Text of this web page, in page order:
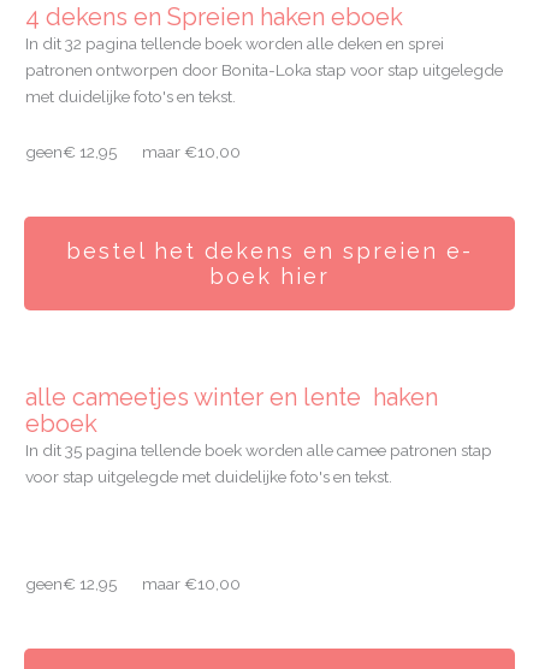
4 dekens en Spreien haken eboek
In dit 32 pagina tellende boek worden alle deken en sprei
patronen ontworpen door Bonita-Loka stap voor stap uitgelegde
met duidelijke foto's en tekst.
geen€ 12,95 maar €10,00
bestel het dekens en spreien e-
boek hier
alle cameetjes winter en lente haken
eboek
In dit 35 pagina tellende boek worden alle camee patronen stap
voor stap uitgelegde met duidelijke foto's en tekst.
geen€ 12,95 maar €10,00